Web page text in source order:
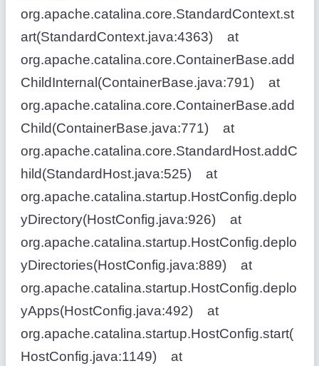
org.apache.catalina.core.StandardContext.st
art(StandardContext.java:4363) at
org.apache.catalina.core.ContainerBase.add
ChildInternal(ContainerBase.java:791) at
org.apache.catalina.core.ContainerBase.add
Child(ContainerBase.java:771) at
org.apache.catalina.core.StandardHost.addC
hild(StandardHost.java:525) at
org.apache.catalina.startup.HostConfig.deplo
yDirectory(HostConfig.java:926) at
org.apache.catalina.startup.HostConfig.deplo
yDirectories(HostConfig.java:889) at
org.apache.catalina.startup.HostConfig.deplo
yApps(HostConfig.java:492) at
org.apache.catalina.startup.HostConfig.start(
HostConfig.java:1149) at